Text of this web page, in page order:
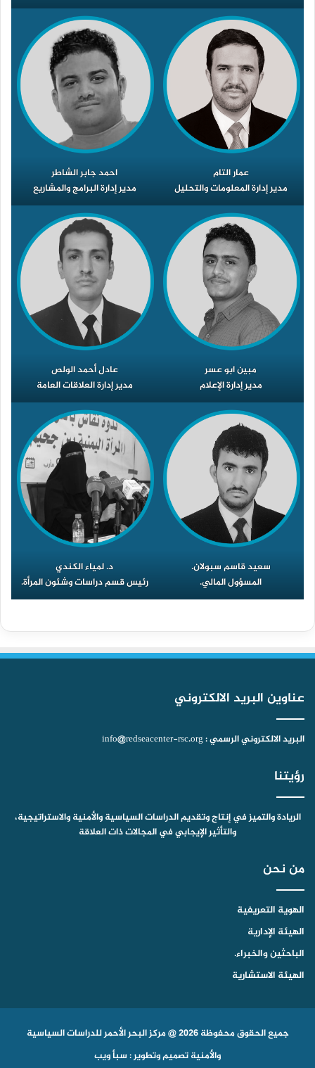
عمار التام
مدير إدارة المعلومات والتحليل
احمد جابر الشاطر
مدير إدارة البرامج والمشاريع
مبين ابو عسر
مدير إدارة الإعلام
عادل أحمد الولص
مدير إدارة العلاقات العامة
سعيد قاسم سبولان.
المسؤول المالي.
د. لمياء الكندي
رئيس قسم دراسات وشئون المرأة.
عناوين البريد الالكتروني
البريد الالكتروني الرسمي : info@redseacenter-rsc.org
رؤيتنا
الريادة والتميز في إنتاج وتقديم الدراسات السياسية والأمنية والاستراتيجية،
والتأثير الإيجابي في المجالات ذات العلاقة
من نحن
الهوية التعريفية
الهيئة الإدارية
الباحثين والخبراء.
الهيئة الاستشارية
جميع الحقوق محفوظة 2026 @ مركز البحر الأحمر للدراسات السياسية
والأمنيةتصميم وتطوير : سبأ ويب